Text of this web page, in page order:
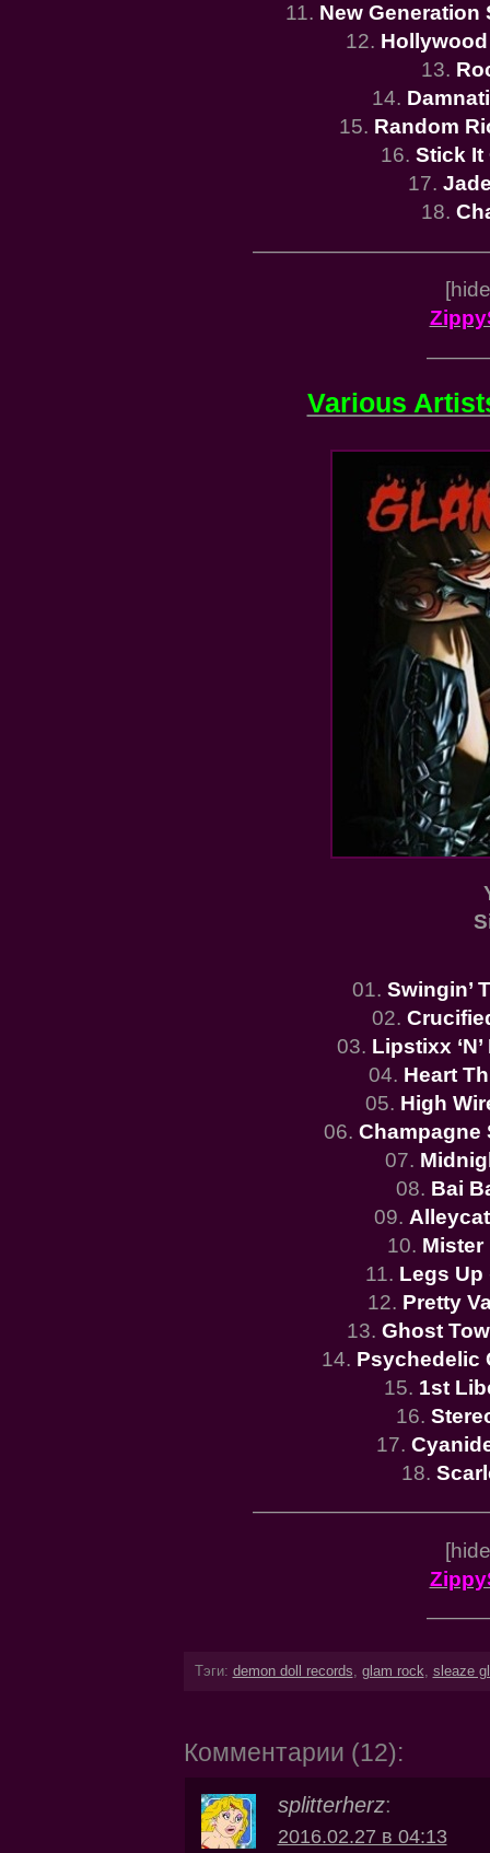
11. New Generation
12.
13.
14.
15. Random
16. Stick
17.
18.
Various
01. Swingin’
02.
03. Lipstixx
04. Heart
05. High
06. Champagne
07.
08. Bai
09.
10. Mister
11. Legs Up
12. Pretty
13. Ghost
14. Psychedelic
15. 1st
16.
17.
18.
Тэги: demon doll records, glam rock, sleaze
Комментарии (12):
splitterherz:
2016.02.27 в 04:13